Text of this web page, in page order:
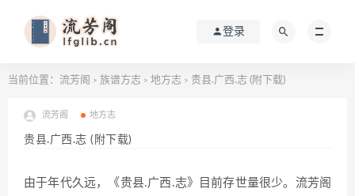
登录
当前位置： 流芳阁 > 族谱方志 > 地方志 > 贵县.广西.志 (附下载)
流芳阁 地方志
贵县.广西.志 (附下载)
由于年代久远，《贵县.广西.志》目前存世量很少。流芳阁